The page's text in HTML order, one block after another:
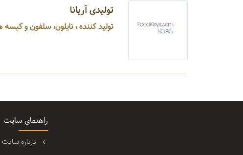
تولیدی آریانا
تولید کننده ، نایلون، سلفون و
راهنمای سایت
درباره سایت